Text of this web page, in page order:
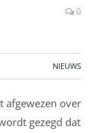
0
NIEUWS
afgewezen over
gezegd dat